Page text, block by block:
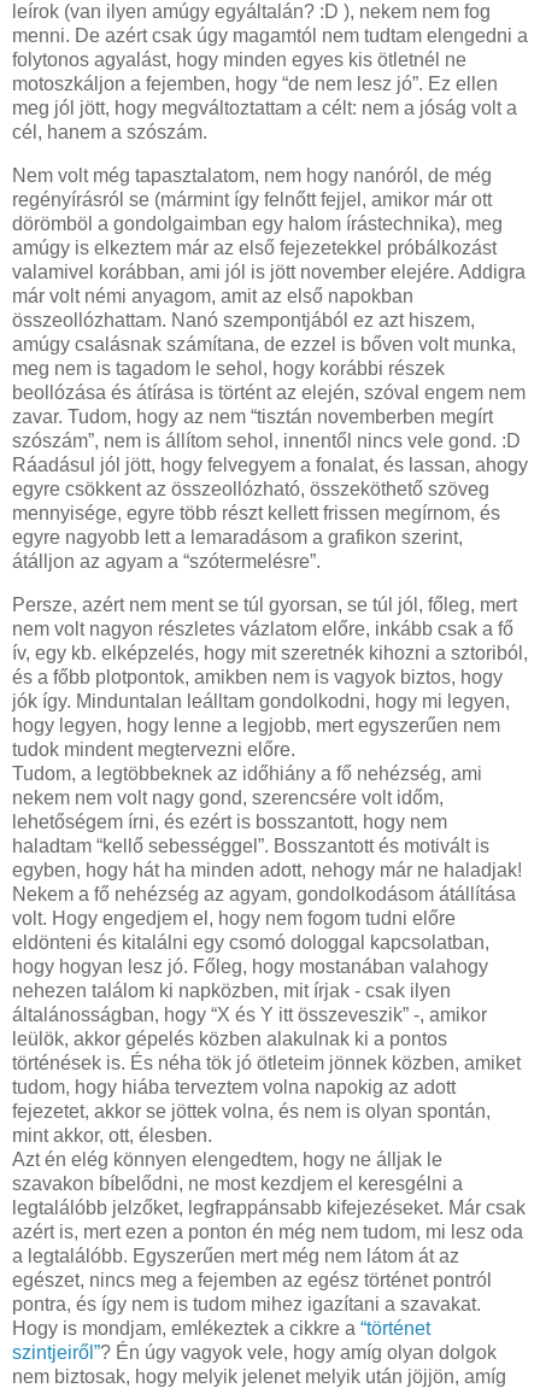
leírok (van ilyen amúgy egyáltalán? :D ), nekem nem fog
menni. De azért csak úgy magamtól nem tudtam elengedni a
folytonos agyalást, hogy minden egyes kis ötletnél ne
motoszkáljon a fejemben, hogy “de nem lesz jó”. Ez ellen
meg jól jött, hogy megváltoztattam a célt: nem a jóság volt a
cél, hanem a szószám.
Nem volt még tapasztalatom, nem hogy nanóról, de még
regényírásról se (mármint így felnőtt fejjel, amikor már ott
dörömböl a gondolgaimban egy halom írástechnika), meg
amúgy is elkeztem már az első fejezetekkel próbálkozást
valamivel korábban, ami jól is jött november elejére. Addigra
már volt némi anyagom, amit az első napokban
összeollózhattam. Nanó szempontjából ez azt hiszem,
amúgy csalásnak számítana, de ezzel is bőven volt munka,
meg nem is tagadom le sehol, hogy korábbi részek
beollózása és átírása is történt az elején, szóval engem nem
zavar. Tudom, hogy az nem “tisztán novemberben megírt
szószám”, nem is állítom sehol, innentől nincs vele gond. :D
Ráadásul jól jött, hogy felvegyem a fonalat, és lassan, ahogy
egyre csökkent az összeollózható, összeköthető szöveg
mennyisége, egyre több részt kellett frissen megírnom, és
egyre nagyobb lett a lemaradásom a grafikon szerint,
átálljon az agyam a “szótermelésre”.
Persze, azért nem ment se túl gyorsan, se túl jól, főleg, mert
nem volt nagyon részletes vázlatom előre, inkább csak a fő
ív, egy kb. elképzelés, hogy mit szeretnék kihozni a sztoriból,
és a főbb plotpontok, amikben nem is vagyok biztos, hogy
jók így. Minduntalan leálltam gondolkodni, hogy mi legyen,
hogy legyen, hogy lenne a legjobb, mert egyszerűen nem
tudok mindent megtervezni előre.
Tudom, a legtöbbeknek az időhiány a fő nehézség, ami
nekem nem volt nagy gond, szerencsére volt időm,
lehetőségem írni, és ezért is bosszantott, hogy nem
haladtam “kellő sebességgel”. Bosszantott és motivált is
egyben, hogy hát ha minden adott, nehogy már ne haladjak!
Nekem a fő nehézség az agyam, gondolkodásom átállítása
volt. Hogy engedjem el, hogy nem fogom tudni előre
eldönteni és kitalálni egy csomó dologgal kapcsolatban,
hogy hogyan lesz jó. Főleg, hogy mostanában valahogy
nehezen találom ki napközben, mit írjak - csak ilyen
általánosságban, hogy “X és Y itt összeveszik” -, amikor
leülök, akkor gépelés közben alakulnak ki a pontos
történések is. És néha tök jó ötleteim jönnek közben, amiket
tudom, hogy hiába terveztem volna napokig az adott
fejezetet, akkor se jöttek volna, és nem is olyan spontán,
mint akkor, ott, élesben.
Azt én elég könnyen elengedtem, hogy ne álljak le
szavakon bíbelődni, ne most kezdjem el keresgélni a
legtalálóbb jelzőket, legfrappánsabb kifejezéseket. Már csak
azért is, mert ezen a ponton én még nem tudom, mi lesz oda
a legtalálóbb. Egyszerűen mert még nem látom át az
egészet, nincs meg a fejemben az egész történet pontról
pontra, és így nem is tudom mihez igazítani a szavakat.
Hogy is mondjam, emlékeztek a cikkre a “történet
szintjeiről”? Én úgy vagyok vele, hogy amíg olyan dolgok
nem biztosak, hogy melyik jelenet melyik után jöjjön, amíg